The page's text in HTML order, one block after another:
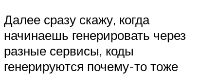
Далее сразу скажу, когда
начинаешь генерировать через
разные сервисы, коды
генерируются почему-то тоже